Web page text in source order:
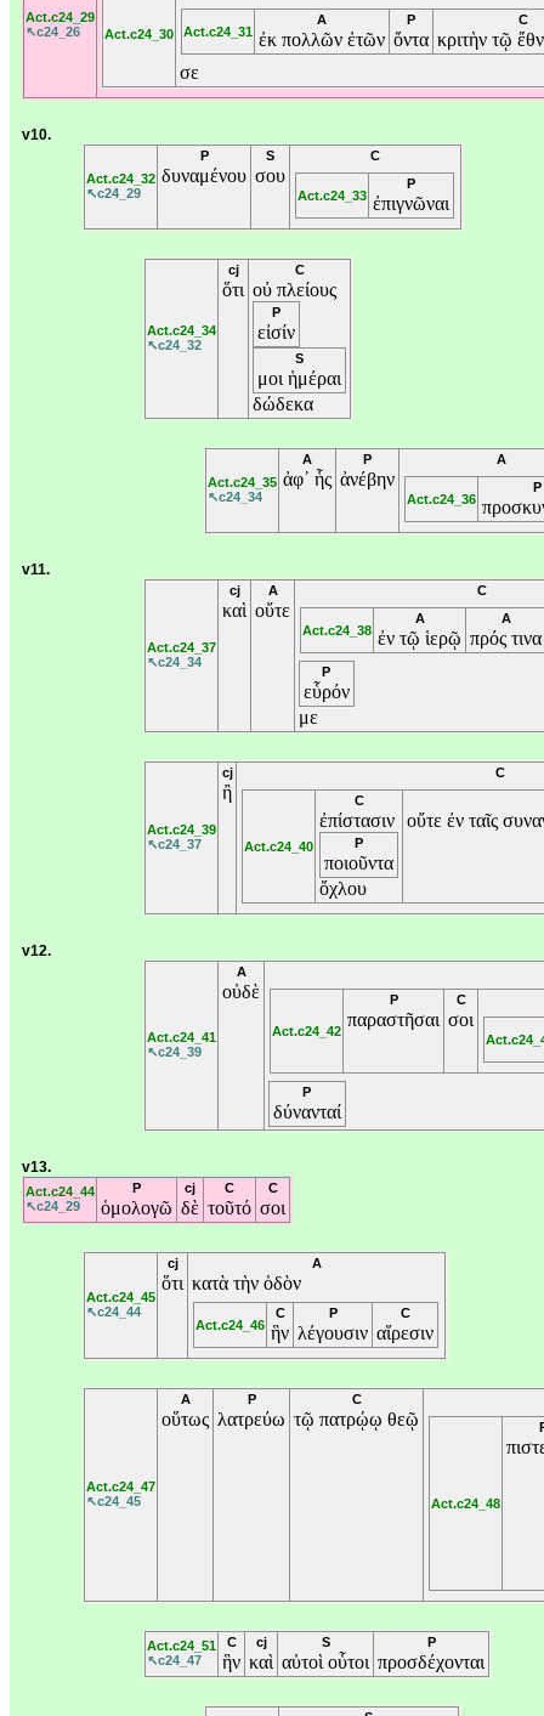
Act.c24_29
↖c24_26
Act.c24_30 Act.c24_31
A
ἐκ πολλῶν ἐτῶν
P
ὄντα
C
κριτὴν τῷ
σε
v10.
Act.c24_32
↖c24_29
P
δυναμένου
S
σου
C
Act.c24_33
P
ἐπιγνῶναι
Act.c24_34
↖c24_32
cj
ὅτι
C
οὐ πλείους
P
εἰσίν
S
μοι ἡμέραι
δώδεκα
Act.c24_35
↖c24_34
A
ἀφ᾽ ἧς
P
ἀνέβην
A
Act.c24_36
P
v11.
Act.c24_37
↖c24_34
cj
καὶ
A
οὔτε
C
Act.c24_38
A
ἐν τῷ ἱερῷ
A
πρός τινα
P
εὗρόν
με
Act.c24_39
↖c24_37
cj
ἢ
C
Act.c24_40
C
ἐπίστασιν
P
ποιοῦντα
ὄχλου
οὔτε ἐν ταῖς
v12.
Act.c24_41
↖c24_39
A
οὐδὲ
Act.c24_42
P
παραστῆσαι
C
σοι
P
δύνανταί
v13.
Act.c24_44
↖c24_29
P
ὁμολογῶ
cj
δὲ
C
τοῦτό
C
σοι
Act.c24_45
↖c24_44
cj
ὅτι
A
κατὰ τὴν ὁδὸν
Act.c24_46
C
ἣν
P
λέγουσιν
C
αἵρεσιν
Act.c24_47
↖c24_45
A
οὕτως
P
λατρεύω
C
τῷ πατρῴῳ θεῷ
Act.c24_48
Act.c24_51
↖c24_47
C
ἣν
cj
καὶ
S
αὐτοὶ οὗτοι
P
προσδέχονται